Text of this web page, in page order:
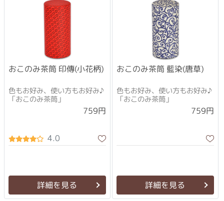
おこのみ茶筒 印傳(小花柄)
色もお好み、使い方もお好み♪
「おこのみ茶筒」
759円
4.0
詳細を見る
おこのみ茶筒 藍染(唐草)
色もお好み、使い方もお好み♪
「おこのみ茶筒」
759円
詳細を見る